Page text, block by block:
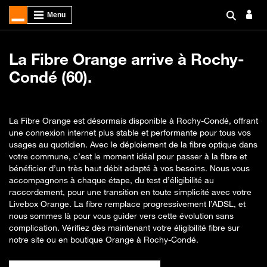
La Fibre Orange arrive à Rochy-
Condé (60).
La Fibre Orange est désormais disponible à Rochy-Condé, offrant
une connexion internet plus stable et performante pour tous vos
usages au quotidien. Avec le déploiement de la fibre optique dans
votre commune, c’est le moment idéal pour passer à la fibre et
bénéficier d’un très haut débit adapté à vos besoins. Nous vous
accompagnons à chaque étape, du test d’éligibilité au
raccordement, pour une transition en toute simplicité avec votre
Livebox Orange. La fibre remplace progressivement l’ADSL, et
nous sommes là pour vous guider vers cette évolution sans
complication. Vérifiez dès maintenant votre éligibilité fibre sur
notre site ou en boutique Orange à Rochy-Condé.